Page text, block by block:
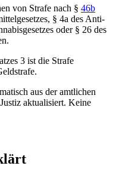
von Strafe nach § 46b
§ 4a des Anti-
oder § 26 des
3 ist die Strafe
aus der amtlichen
aktualisiert. Keine